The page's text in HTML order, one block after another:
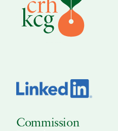
Commission